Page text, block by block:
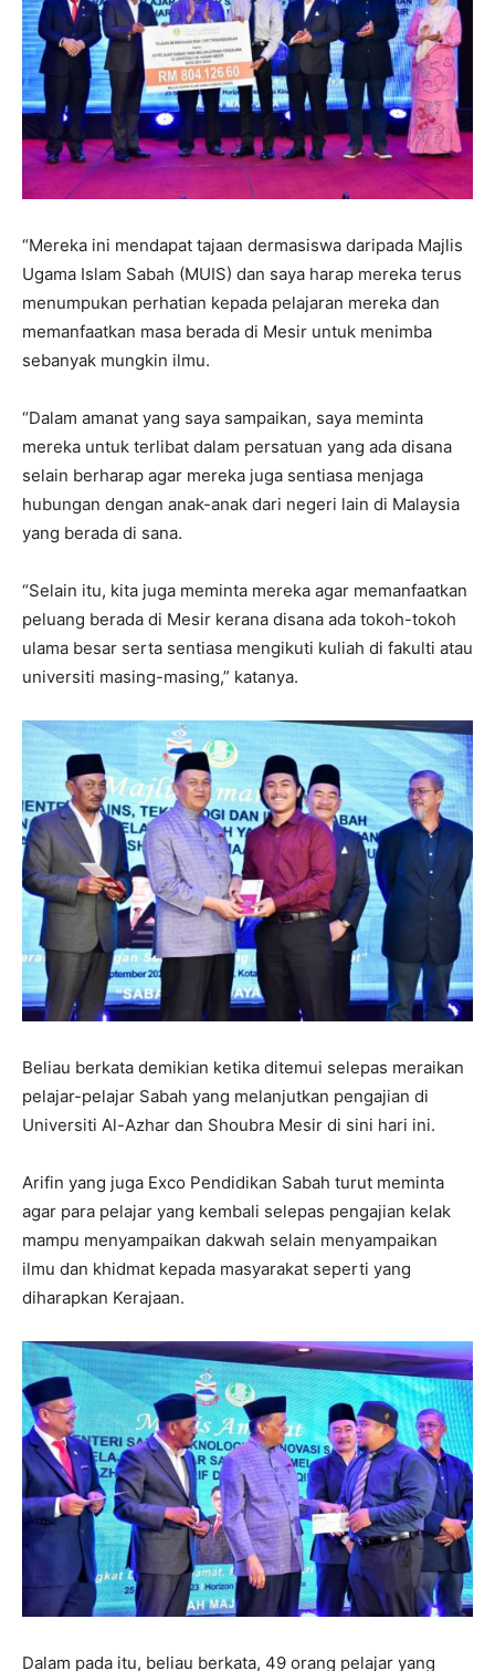
“Mereka ini mendapat tajaan dermasiswa daripada Majlis
Ugama Islam Sabah (MUIS) dan saya harap mereka terus
menumpukan perhatian kepada pelajaran mereka dan
memanfaatkan masa berada di Mesir untuk menimba
sebanyak mungkin ilmu.
“Dalam amanat yang saya sampaikan, saya meminta
mereka untuk terlibat dalam persatuan yang ada disana
selain berharap agar mereka juga sentiasa menjaga
hubungan dengan anak-anak dari negeri lain di Malaysia
yang berada di sana.
“Selain itu, kita juga meminta mereka agar memanfaatkan
peluang berada di Mesir kerana disana ada tokoh-tokoh
ulama besar serta sentiasa mengikuti kuliah di fakulti atau
universiti masing-masing,” katanya.
Beliau berkata demikian ketika ditemui selepas meraikan
pelajar-pelajar Sabah yang melanjutkan pengajian di
Universiti Al-Azhar dan Shoubra Mesir di sini hari ini.
Arifin yang juga Exco Pendidikan Sabah turut meminta
agar para pelajar yang kembali selepas pengajian kelak
mampu menyampaikan dakwah selain menyampaikan
ilmu dan khidmat kepada masyarakat seperti yang
diharapkan Kerajaan.
Dalam pada itu, beliau berkata, 49 orang pelajar yang